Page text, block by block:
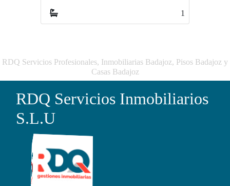
RDQ Servicios Profesionales, Inmobiliarias Badajoz, Pisos Badajoz y
Casas Badajoz
RDQ Servicios Inmobiliarios
S.L.U